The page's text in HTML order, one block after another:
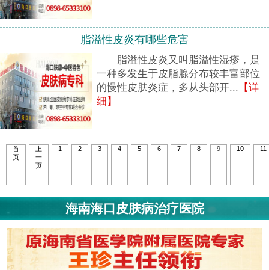
脂溢性皮炎有哪些危害
脂溢性皮炎又叫脂溢性湿疹，是
一种多发生于皮脂腺分布较丰富部位
的慢性皮肤炎症，多从头部开... 【详
细】
首
页
上
一
页
1 2 3 4 5 6 7 8 9 10 11
海南海口皮肤病治疗医院